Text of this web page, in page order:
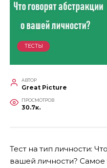
ТЕСТЫ
АВТОР
Great Picture
ПРОСМОТРОВ
30.7к.
Тест на тип личности:
вашей личности?